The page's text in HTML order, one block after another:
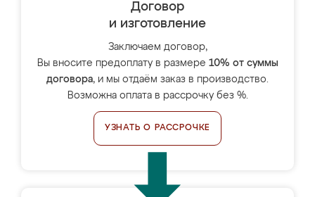
Договор
и изготовление
Заключаем договор,
Вы вносите предоплату в размере 10% от суммы
договора, и мы отдаём заказ в производство.
Возможна оплата в рассрочку без %.
УЗНАТЬ О РАССРОЧКЕ